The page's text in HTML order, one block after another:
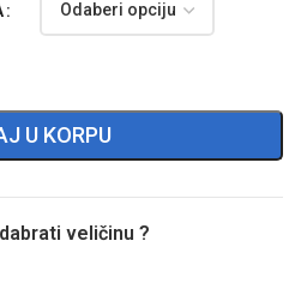
U KORPU
veličinu ?